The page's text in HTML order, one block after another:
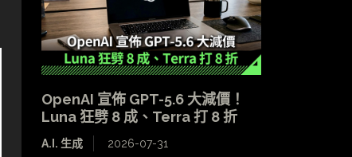
OpenAI 宣佈 GPT-5.6 大減價！
Luna 狂劈 8 成、Terra 打 8 折
A.I. 生成 2026-07-31